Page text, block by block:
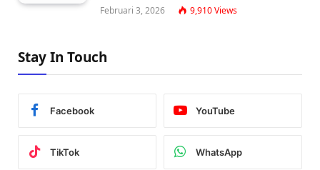
Februari 3, 2026 9,910Views
Stay In Touch
Facebook YouTube
TikTok WhatsApp